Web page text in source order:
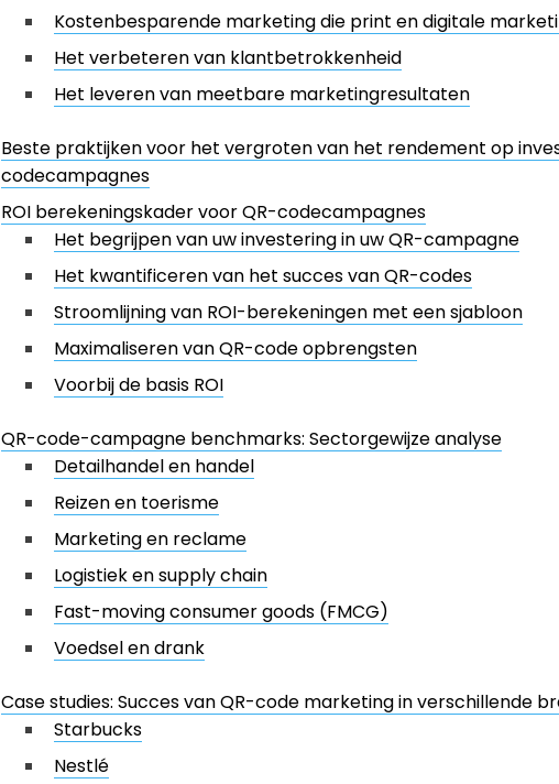
Kostenbesparende marketing die print en digitale
Het verbeteren van klantbetrokkenheid
Het leveren van meetbare marketingresultaten
Beste praktijken voor het vergroten van het rendement op
codecampagnes
ROI berekeningskader voor QR-codecampagnes
Het begrijpen van uw investering in uw QR-campagne
Het kwantificeren van het succes van QR-codes
Stroomlijning van ROI-berekeningen met een sjabloon
Maximaliseren van QR-code opbrengsten
Voorbij de basis ROI
QR-code-campagne benchmarks: Sectorgewijze analyse
Detailhandel en handel
Reizen en toerisme
Marketing en reclame
Logistiek en supply chain
Fast-moving consumer goods (FMCG)
Voedsel en drank
Case studies: Succes van QR-code marketing in verschillende
Starbucks
Nestlé